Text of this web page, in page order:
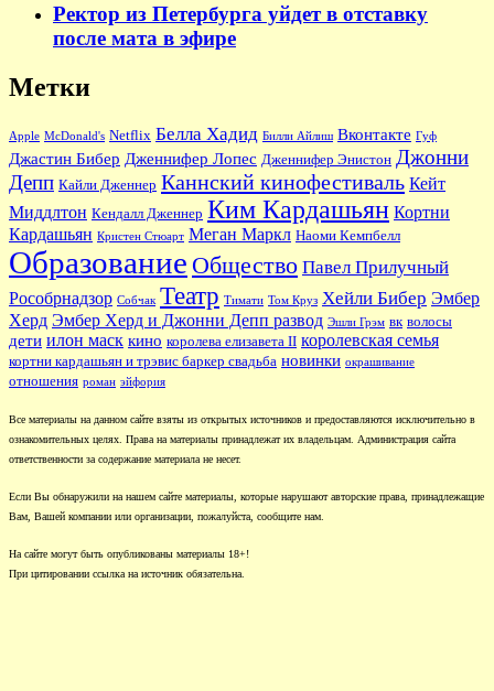
Ректор из Петербурга уйдет в отставку
после мата в эфире
Метки
Apple McDonald's Netflix Белла Хадид Билли Айлиш Вконтакте Гуф
Джастин Бибер Дженнифер Лопес Дженнифер Энистон Джонни
Депп Кайли Дженнер Каннский кинофестиваль Кейт
Миддлтон Кендалл Дженнер Ким Кардашьян Кортни
Кардашьян Кристен Стюарт Меган Маркл Наоми Кемпбелл
Образование Общество Павел Прилучный
Рособрнадзор Собчак Театр Тимати Том Круз Хейли Бибер Эмбер
Херд Эмбер Херд и Джонни Депп развод Эшли Грэм вк волосы
дети илон маск кино королева елизавета II королевская семья
кортни кардашьян и трэвис баркер свадьба новинки окрашивание
отношения роман эйфория
Все материалы на данном сайте взяты из открытых источников и предоставляются исключительно в
ознакомительных целях. Права на материалы принадлежат их владельцам. Администрация сайта
ответственности за содержание материала не несет.
Если Вы обнаружили на нашем сайте материалы, которые нарушают авторские права, принадлежащие
Вам, Вашей компании или организации, пожалуйста, сообщите нам.
На сайте могут быть опубликованы материалы 18+!
При цитировании ссылка на источник обязательна.